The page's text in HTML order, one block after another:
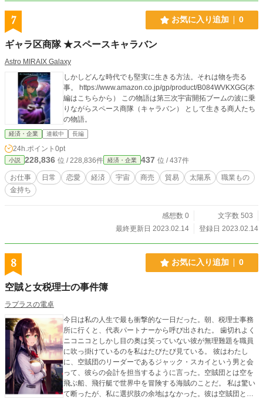
7 お気に入り追加 0
ギャラ区商隊 ★スペースキャラバン
Astro MIRAIX Galaxy
しかしどんな時代でも堅実に生きる方法。それは物を売る
事。 https://www.amazon.co.jp/gp/product/B084WVKXGG(本
編はこちらから） この物語は第三次宇宙開拓ブームの波に乗
りながらスペース商隊（キャラバン） として生きる商人たち
の物語。
経済・企業 連載中 長編
24h.ポイント 0pt
小説 228,836 位 / 228,836件 経済・企業 437 位 / 437件
お仕事 日常 恋愛 経済 宇宙 商売 貿易 太陽系
職業もの
金持ち
感想数 0
文字数 503
最終更新日 2023.02.14
登録日 2023.02.14
8 お気に入り追加 0
空賊と女税理士の事件簿
ラプラスの電卓
今日は私の人生で最も衝撃的な一日だった。朝、税理士事務
所に行くと、代表パートナーから呼び出された。 歯切れよく
ニコニコとしかし目の奥は笑っていない彼が無理難題を職員
に吹っ掛けているのを私はたびたび見ている。 彼はわたし
に、空賊団のリーダーであるジャック・スカイという男と会
って、彼らの会計を担当するように言った。空賊団とは空を
飛ぶ船、飛行艇で世界中を冒険する海賊のことだ。 私は驚い
て断ったが、私に選択肢の余地はなかった。彼は空賊団との